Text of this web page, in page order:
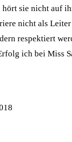
sie nicht auf
nicht als
respektiert
ich bei Miss